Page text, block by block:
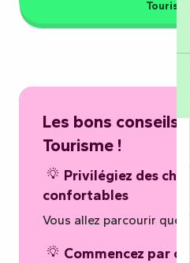
Tourisme
Les bons conseils
Tourisme !
Privilégiez des
confortables
Vous allez parcourir
Commencez par